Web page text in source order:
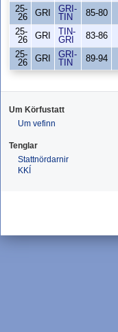
25-
26
GRI
GRI-
TIN
85-80
25-
26
GRI
TIN-
GRI
83-86
25-
26
GRI
GRI-
TIN
89-94
Um Körfustatt
Um vefinn
Tenglar
Stattnördarnir
KKÍ